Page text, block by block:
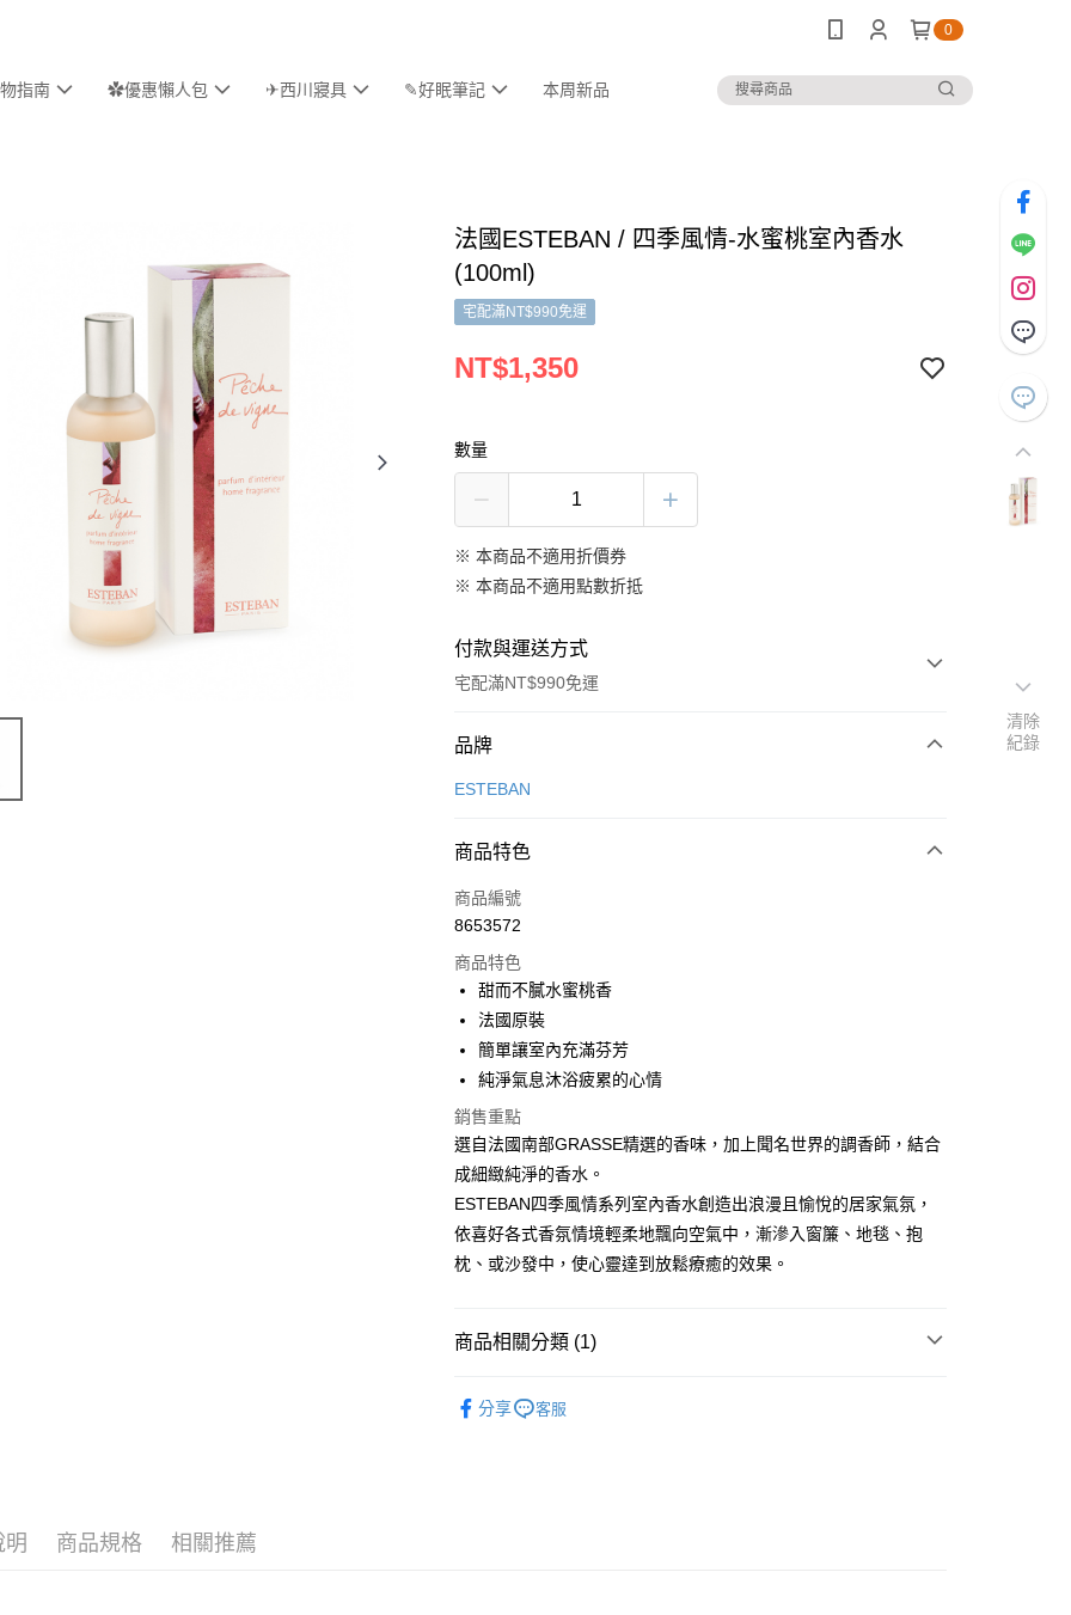
0
指南 ✿優惠懶人包 ✈西川寢具 ✎好眠筆記 本周新品
法國ESTEBAN / 四季風情-水蜜桃室內香水
(100ml)
宅配滿NT$990免運
NT$1,350
數量
※ 本商品不適用折價券
※ 本商品不適用點數折抵
付款與運送方式
宅配滿NT$990免運
付款方式
信用卡一次付款
合作金庫商業銀行
華南商業銀行
上海商業儲蓄銀行
國泰世華商業銀行
臺灣中小企業銀行
聯邦商業銀行
元大商業銀行
玉山商業銀行
台新國際商業銀行
中國信託商業銀行
LINE Pay
Apple Pay
街口支付
悠遊付
Google Pay
全盈+PAY
大哥付你分期
相關說明
【大哥付你分期使用說明】
1.本服務由台灣大哥大提供，台灣大哥大用戶可立即使用無須另外申請。
2.付款方式選擇「大哥付你分期」，訂單成立後會自動跳轉到大哥付的交易
3.實際核准額度、可分期數及費用金額請依後續交易確認頁面所載為準。
無法說明評估內容。
便利好安心！
３．安心：先確認商品／服務後，再付款。
運送方式
品牌
ESTEBAN
商品特色
商品編號
8653572
商品特色
甜而不膩水蜜桃香
法國原裝
簡單讓室內充滿芬芳
純淨氣息沐浴疲累的心情
銷售重點
選自法國南部GRASSE精選的香味，加上聞名世界的調香師，結合
成細緻純淨的香水。
ESTEBAN四季風情系列室內香水創造出浪漫且愉悅的居家氣氛，
依喜好各式香氛情境輕柔地飄向空氣中，漸滲入窗簾、地毯、抱
枕、或沙發中，使心靈達到放鬆療癒的效果。
商品相關分類 (1)
分享
客服
明 商品規格 相關推薦
清除
紀錄